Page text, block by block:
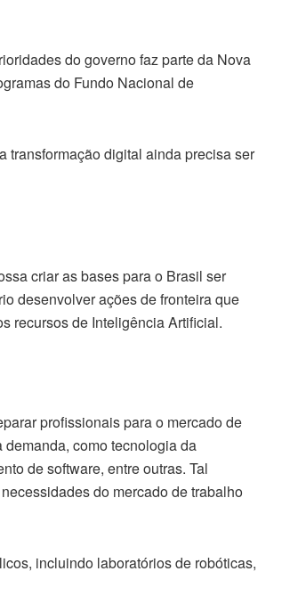
do governo faz parte da Nova
do Fundo Nacional de
transformação digital ainda precisa ser
criar as bases para o Brasil ser
desenvolver ações de fronteira que
recursos de Inteligência Artificial.
profissionais para o mercado de
como tecnologia da
de software, entre outras. Tal
do mercado de trabalho
incluindo laboratórios de robóticas,